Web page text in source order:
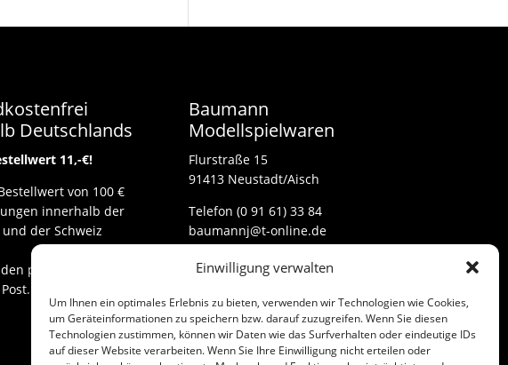
Einwilligung verwalten
Um Ihnen ein optimales Erlebnis zu bieten, verwenden wir Technologien wie Cookies,
um Geräteinformationen zu speichern bzw. darauf zuzugreifen. Wenn Sie diesen
Technologien zustimmen, können wir Daten wie das Surfverhalten oder eindeutige IDs
auf dieser Website verarbeiten. Wenn Sie Ihre Einwilligung nicht erteilen oder
Deutschlands
11,-€!
von 100 €
innerhalb der
und der Schweiz
per DHL und
Baumann
Modellspielwaren
Flurstraße 15
91413 Neustadt/Aisch
Telefon (0 91 61) 33 84
baumannj@t-online.de
Kontakt
Impressum